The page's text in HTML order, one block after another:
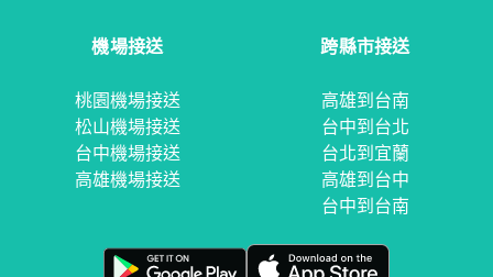
機場接送
桃園機場接送
松山機場接送
台中機場接送
高雄機場接送
跨縣市接送
高雄到台南
台中到台北
台北到宜蘭
高雄到台中
台中到台南